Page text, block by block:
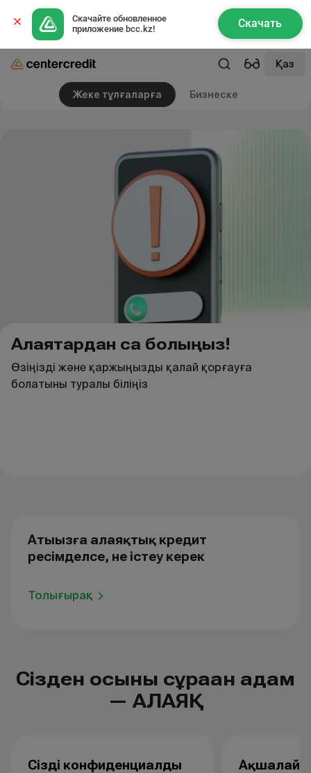
Скачайте обновленное
приложение bcc.kz!
Скачать
Қаз
Жеке тұлғаларға Бизнеске
Алаяқтардан сақ болыңыз!
Өзіңізді және қаржыңызды қалай қорғауға
болатыны туралы біліңіз
Атыңызға алаяқтық кредит
ресімделсе, не істеу керек
Толығырақ
Сізден осыны сұраған адам
— АЛАЯҚ
Сіздің конфиденциалды
Ақшалай